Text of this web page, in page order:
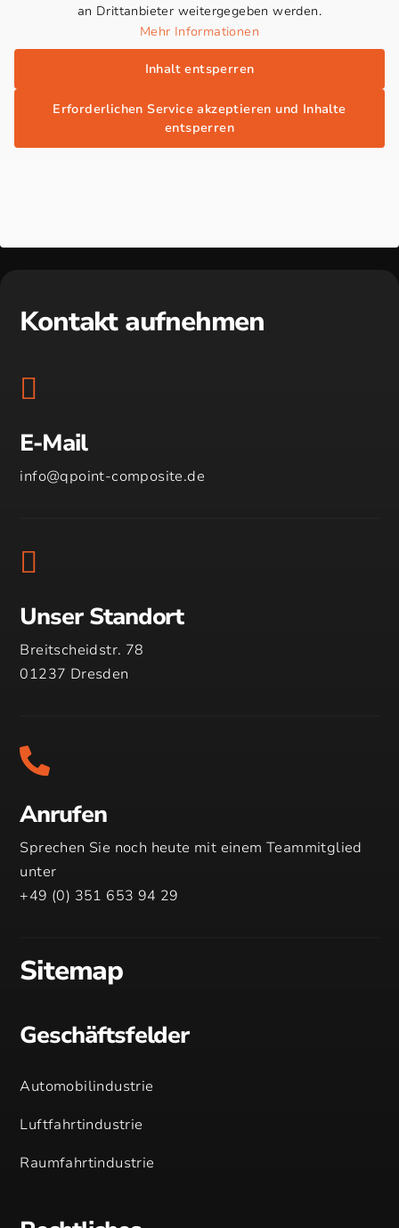
an Drittanbieter weitergegeben werden.
Mehr Informationen
Inhalt entsperren
Erforderlichen Service akzeptieren und Inhalte
entsperren
Kontakt aufnehmen

E-Mail
info@qpoint-composite.de

Unser Standort
Breitscheidstr. 78
01237 Dresden

Anrufen
Sprechen Sie noch heute mit einem Teammitglied
unter
+49 (0) 351 653 94 29
Sitemap
Geschäftsfelder
Automobilindustrie
Luftfahrtindustrie
Raumfahrtindustrie